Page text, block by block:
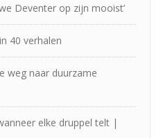
Deventer op zijn mooist’
40 verhalen
weg naar duurzame
elke druppel telt |